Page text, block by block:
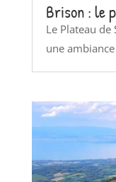
Brison : le
Le Plateau
une